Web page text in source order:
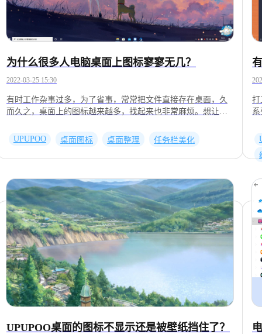
为什么很多人电脑桌面上图标寥寥无几？
2022-03-25 15:30
有时工作杂事过多，为了省事，常常把文件直接存在桌面，久
而久之，桌面上的图标越来越多，找起来也非常麻烦。想让桌
是UPUPOO的蜂巢收纳组件。选中桌面上的图标拖入收纳格，
便可自动整理。单击鼠标左键，显示或收起桌面图标。单击鼠
标右键，进入个性化设置，还可新建或解散收纳格。通过多个
可与任务栏美化组件搭配使用，小编习惯于将任务栏透明度降
低，再换成与壁纸相同配色，看起来更美观啦。以上美化组件
及使用壁纸均来自于啊噗啊噗UPUPOO点击官网即可下载
http://www.upupoo.com/
UPUPOO 桌面图标 桌面整理 任务栏美化
打
系
推
UPUPOO桌面的图标不显示还是被壁纸挡住了？